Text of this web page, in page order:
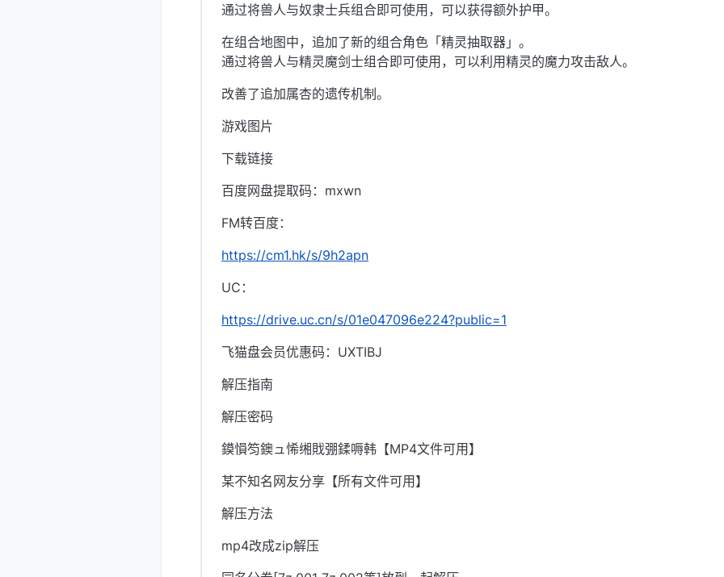
通过将兽人与奴隶士兵组合即可使用，可以获得额外护甲。
在组合地图中，追加了新的组合角色「精灵抽取器」。
通过将兽人与精灵魔剑士组合即可使用，可以利用精灵的魔力攻击敌人。
改善了追加属杏的遗传机制。
游戏图片
下载链接
百度网盘提取码：mxwn
FM转百度：
https://cm1.hk/s/9h2apn
UC：
https://drive.uc.cn/s/01e047096e224?public=1
飞猫盘会员优惠码：UXTIBJ
解压指南
解压密码
鏌愪笉鐭ュ悕缃戝弸鍒嗕韩【MP4文件可用】
某不知名网友分享【所有文件可用】
解压方法
mp4改成zip解压